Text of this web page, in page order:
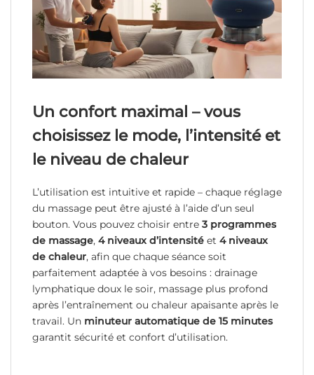
Un confort maximal – vous
choisissez le mode, l’intensité et
le niveau de chaleur
L’utilisation est intuitive et rapide – chaque réglage
du massage peut être ajusté à l’aide d’un seul
bouton. Vous pouvez choisir entre 3 programmes
de massage, 4 niveaux d’intensité et 4 niveaux
de chaleur, afin que chaque séance soit
parfaitement adaptée à vos besoins : drainage
lymphatique doux le soir, massage plus profond
après l’entraînement ou chaleur apaisante après le
travail. Un minuteur automatique de 15 minutes
garantit sécurité et confort d’utilisation.